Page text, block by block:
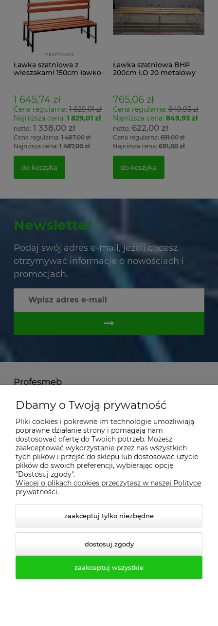
Ławka szatniowa z
wieszakami 150cm ławko-
1 645,74 zł
Cena regularna: 1 829,01 zł
Najniższa cena: 1 829,01 zł
1 338,00 zł
Cena regularna: 1 487,00 zł
Najniższa cena: 1 487,00 zł
do koszyka
Ławka szatniowa BHP
200cm ŁO 20 metalowy
765,06 zł
Cena regularna:849,93 zł
Najniższa cena: 849,93 zł
622,00 zł
Cena regularna:691,00 zł
Najniższa cena: 691,00 zł
do koszyka
Newsletter
Podaj swój adres e-mail, jeżeli chcesz
otrzymywać informacje o nowościach i
promocjach.
Profesmeb
503 513 333
503 513 550
516 463 483
500 484 240
biuro@profesmeb.pl
handlowy@profesmeb.pl
ul. Droga Dębińska 13/LU6
Dbamy o Twoją prywatność
Pliki cookies i pokrewne im technologie umożliwiają
poprawne działanie strony i pomagają nam
dostosować ofertę do Twoich potrzeb. Możesz
zaakceptować wykorzystanie przez nas wszystkich
tych plików i przejść do sklepu lub dostosować użycie
plików do swoich preferencji, wybierając opcję
"Dostosuj zgody".
Więcej o plikach cookies przeczytasz w naszej Polityce
prywatności.
zaakceptuj tylko niezbędne
dostosuj zgody
zaakceptuj wszystkie